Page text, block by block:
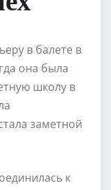
в балете в
она была
школу в
заметной
к